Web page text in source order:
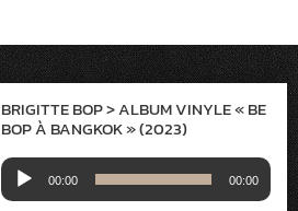
BRIGITTE BOP > ALBUM VINYLE « BE
BOP À BANGKOK » (2023)
Lecteur
audio
00:00 00:00